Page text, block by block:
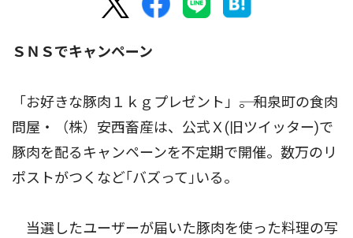
ＳＮＳでキャンペーン
「お好きな豚肉１ｋｇプレゼント」――。和泉町の食肉
問屋・（株）安西畜産は、公式Ｘ(旧ツイッター)で
豚肉を配るキャンペーンを不定期で開催。数万のリ
ポストがつくなど｢バズって｣いる。
当選したユーザーが届いた豚肉を使った料理の写